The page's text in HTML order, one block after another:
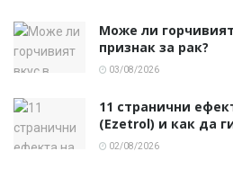
Може ли
признак за рак?
03/08/2026
11 странични
(Ezetrol) и как да
02/08/2026